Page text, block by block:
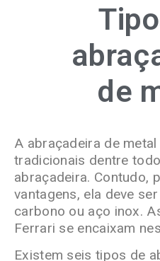
de
A abraçadeira de
tradicionais dentre
abraçadeira. Contudo,
vantagens, ela deve
carbono ou aço inox.
Ferrari se encaixam
Existem seis tipos de